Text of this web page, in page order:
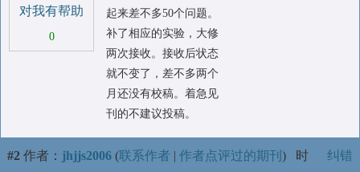
对我有帮助
0
起来差不多50个问题。
补了相应的实验，大修
两次接收。接收后状态
就不变了，差不多两个
月还没有校稿。着急见
刊的不建议投稿。
#2 作者： jhjjs2006 (联系作者 | 作者点评过的期刊 ) 时
纠错